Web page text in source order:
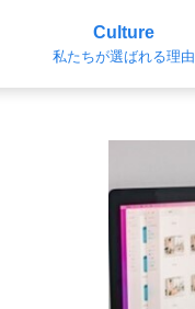
Culture
私たちが選ばれる理由